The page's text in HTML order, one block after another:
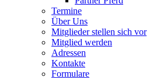
Termine
Über Uns
Mitglieder stellen sich vor
Mitglied werden
Adressen
Kontakte
Formulare